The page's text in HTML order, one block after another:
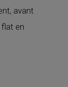
avant
en